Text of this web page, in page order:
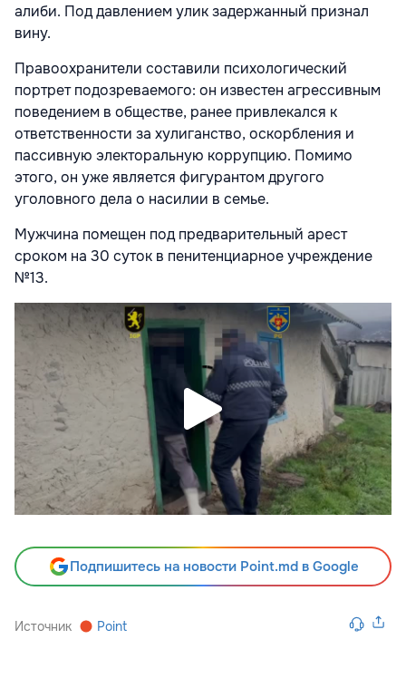
алиби. Под давлением улик задержанный признал
вину.
Правоохранители составили психологический
портрет подозреваемого: он известен агрессивным
поведением в обществе, ранее привлекался к
ответственности за хулиганство, оскорбления и
пассивную электоральную коррупцию. Помимо
этого, он уже является фигурантом другого
уголовного дела о насилии в семье.
Мужчина помещен под предварительный арест
сроком на 30 суток в пенитенциарное учреждение
№13.
Подпишитесь на новости Point.md в Google
Источник Point